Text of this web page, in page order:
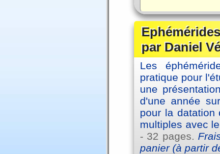
par Daniel
Les
pratique pour
une
d'une année
pour la datation
multiples avec
- 32 pages.
panier (à partir